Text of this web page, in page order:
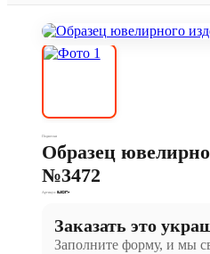
Подвески
Образец
№3472
Артикул: 540207п
Заказать это
Заполните форму, и мы